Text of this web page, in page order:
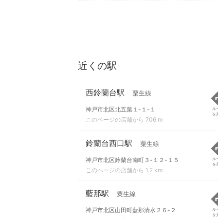
近くの駅
西鈴蘭台駅 粟生線
神戸市北区北五葉１-１-１
このページの店舗から 706 m
ル
を
鈴蘭台西口駅 粟生線
神戸市北区鈴蘭台南町３-１２-１５
このページの店舗から 1.2 km
ル
を
藍那駅 粟生線
神戸市北区山田町藍那清水２６-２
ル
を